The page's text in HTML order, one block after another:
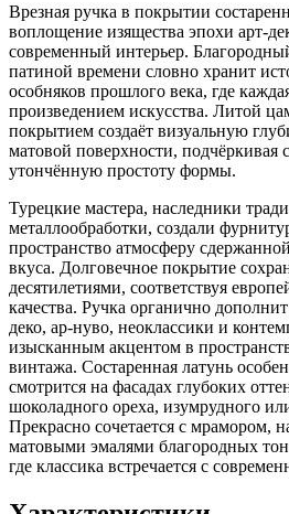
Врезная ручка в покрытии
воплощение изящества эпохи арт-
современный интерьер.
патиной времени словно хранит
особняков прошлого века, где
произведением искусства. Литой
покрытием создаёт визуальную
матовой поверхности, подчёркивая
утончённую простоту формы.
Турецкие мастера, наследники
металлообработки, создали
пространство атмосферу
вкуса. Долговечное покрытие
десятилетиями, соответствуя
качества. Ручка органично
деко, ар-нуво, неоклассики и
изысканным акцентом в
винтажа. Состаренная латунь
смотрится на фасадах глубоких
шоколадного ореха, изумрудного
Прекрасно сочетается с мрамором,
матовыми эмалями благородных
где классика встречается с